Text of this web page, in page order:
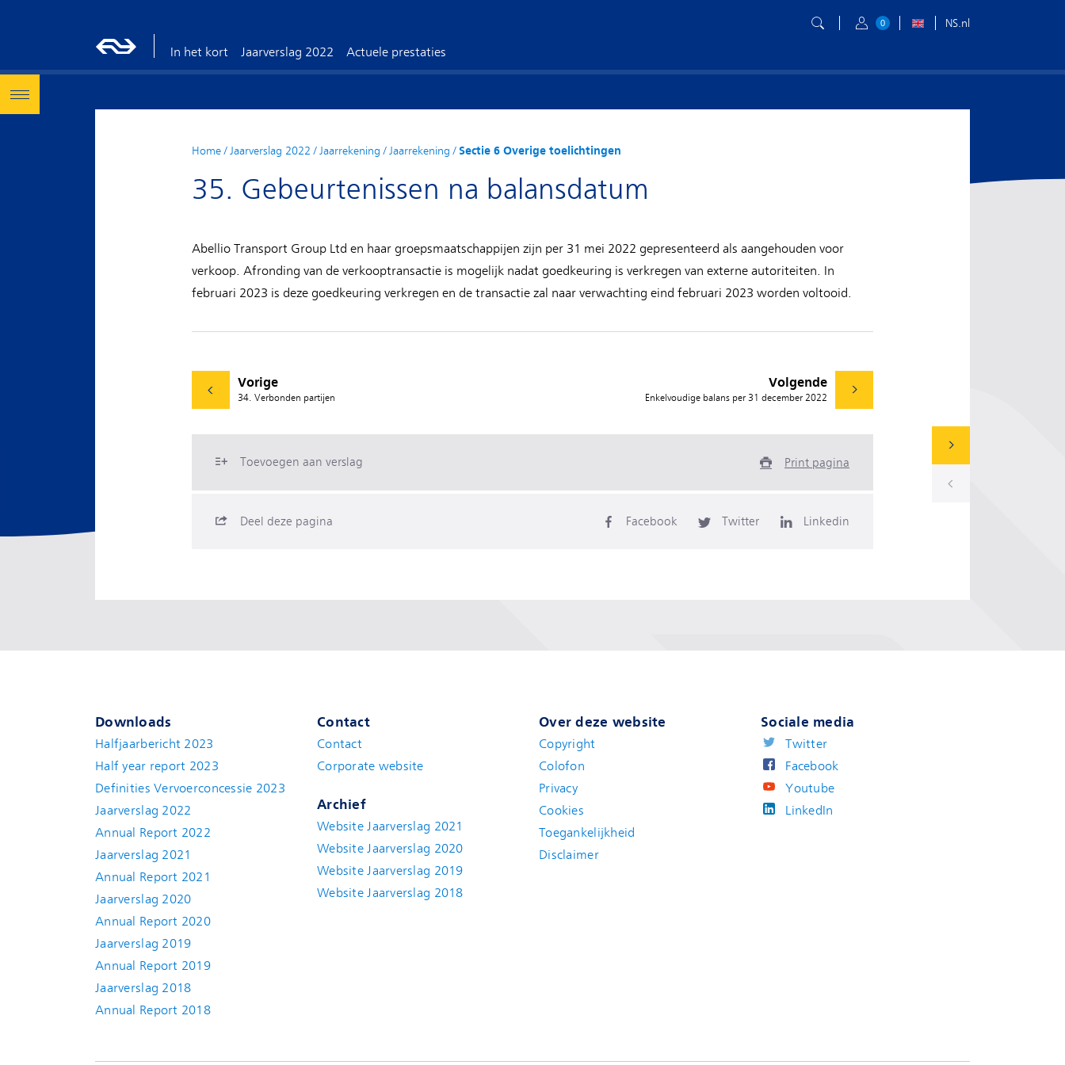
0 NS.nl
In het kort Jaarverslag 2022 Actuele prestaties
Home/ Jaarverslag 2022 / Jaarrekening / Jaarrekening / Sectie 6 Overige toelichtingen
35. Gebeurtenissen na balansdatum
Abellio Transport Group Ltd en haar groepsmaatschappijen zijn per 31 mei 2022 gepresenteerd als aangehouden voor
verkoop. Afronding van de verkooptransactie is mogelijk nadat goedkeuring is verkregen van externe autoriteiten. In
februari 2023 is deze goedkeuring verkregen en de transactie zal naar verwachting eind februari 2023 worden voltooid.
Vorige
34. Verbonden partijen
Volgende
Enkelvoudige balans per 31 december 2022
Toevoegen aan verslag Print pagina
Deel deze pagina Facebook Twitter Linkedin
Downloads
Halfjaarbericht 2023
Half year report 2023
Definities Vervoerconcessie 2023
Jaarverslag 2022
Annual Report 2022
Jaarverslag 2021
Annual Report 2021
Jaarverslag 2020
Annual Report 2020
Jaarverslag 2019
Annual Report 2019
Jaarverslag 2018
Annual Report 2018
Contact
Contact
Corporate website
Archief
Website Jaarverslag 2021
Website Jaarverslag 2020
Website Jaarverslag 2019
Website Jaarverslag 2018
Over deze website
Copyright
Colofon
Privacy
Cookies
Toegankelijkheid
Disclaimer
Sociale media
Twitter
Facebook
Youtube
LinkedIn